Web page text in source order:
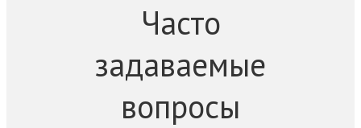
Часто
задаваемые
вопросы